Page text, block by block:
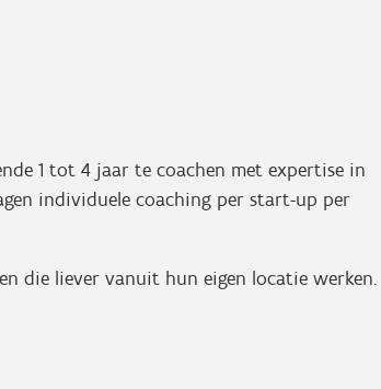
1 tot 4 jaar te coachen met expertise in
individuele coaching per start-up per
die liever vanuit hun eigen locatie werken.